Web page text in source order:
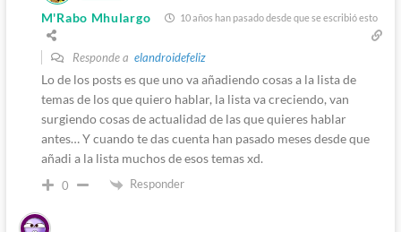
M'Rabo Mhulargo 10 años han pasado desde que se escribió esto
Responde a elandroidefeliz
Lo de los posts es que uno va añadiendo cosas a la lista de
temas de los que quiero hablar, la lista va creciendo, van
surgiendo cosas de actualidad de las que quieres hablar
antes… Y cuando te das cuenta han pasado meses desde que
añadi a la lista muchos de esos temas xd.
0 Responder